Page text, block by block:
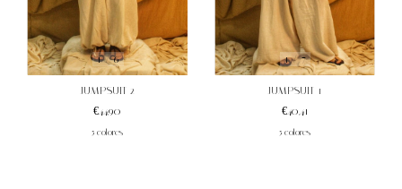
1/6
JUMPSUIT 2
€44,90
5 colores
1/7
JUMPSUIT 1
€40,41
5 colores